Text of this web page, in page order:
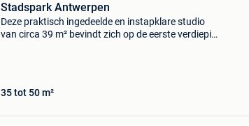
Stadspark Antwerpen
Deze praktisch ingedeelde en instapklare studio
van circa 39 m² bevindt zich op de eerste verdieping
35 tot 50 m²